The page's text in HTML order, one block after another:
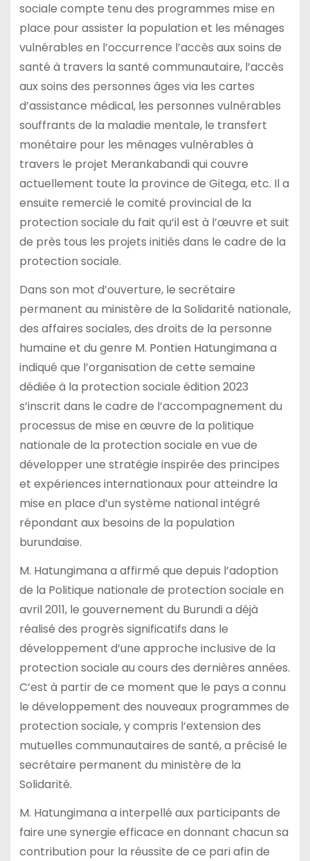
sociale compte tenu des programmes mise en
place pour assister la population et les ménages
vulnérables en l’occurrence l’accès aux soins de
santé à travers la santé communautaire, l’accès
aux soins des personnes âges via les cartes
d’assistance médical, les personnes vulnérables
souffrants de la maladie mentale, le transfert
monétaire pour les ménages vulnérables à
travers le projet Merankabandi qui couvre
actuellement toute la province de Gitega, etc. Il a
ensuite remercié le comité provincial de la
protection sociale du fait qu’il est à l’œuvre et suit
de près tous les projets initiés dans le cadre de la
protection sociale.
Dans son mot d’ouverture, le secrétaire
permanent au ministère de la Solidarité nationale,
des affaires sociales, des droits de la personne
humaine et du genre M. Pontien Hatungimana a
indiqué que l’organisation de cette semaine
dédiée à la protection sociale édition 2023
s’inscrit dans le cadre de l’accompagnement du
processus de mise en œuvre de la politique
nationale de la protection sociale en vue de
développer une stratégie inspirée des principes
et expériences internationaux pour atteindre la
mise en place d’un système national intégré
répondant aux besoins de la population
burundaise.
M. Hatungimana a affirmé que depuis l’adoption
de la Politique nationale de protection sociale en
avril 2011, le gouvernement du Burundi a déjà
réalisé des progrès significatifs dans le
développement d’une approche inclusive de la
protection sociale au cours des dernières années.
C’est à partir de ce moment que le pays a connu
le développement des nouveaux programmes de
protection sociale, y compris l’extension des
mutuelles communautaires de santé, a précisé le
secrétaire permanent du ministère de la
Solidarité.
M. Hatungimana a interpellé aux participants de
faire une synergie efficace en donnant chacun sa
contribution pour la réussite de ce pari afin de